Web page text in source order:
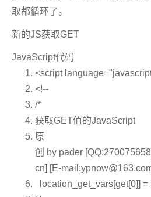
取都循环了。
新的JS获取GET
JavaScript代码
<script language=
<!--
/*
获取GET值的JavaScript
原
创 by pader
cn] [E-mail:
location_get_vars[get[0]] =